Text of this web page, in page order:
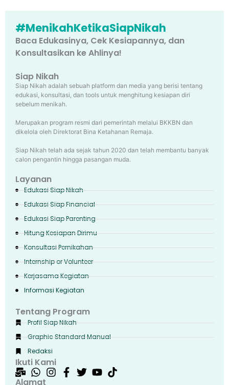
#MenikahKetikaSiapNikah
Baca Edukasinya, Cek Kesiapannya, dan
Konsultasikan ke Ahlinya!
Siap Nikah
Siap Nikah adalah sebuah platform dan media yang berisi tentang
edukasi, konsultasi, dan tools untuk menghitung kesiapan diri
sebelum menikah.
Merupakan program resmi dari pemerintah melalui BKKBN dan
dikelola oleh Direktorat Bina Ketahanan Remaja.
Siap Nikah telah ada sejak tahun 2020 dan telah membantu banyak
calon pengantin hingga pasangan muda.
Layanan
Edukasi Siap Nikah
Edukasi Siap Financial
Edukasi Siap Parenting
Hitung Kesiapan Dirimu
Konsultasi Pernikahan
Internship or Volunteer
Kerjasama Kegiatan
Informasi Kegiatan
Tentang Program
Profil Siap Nikah
Graphic Standard Manual
Redaksi
Ikuti Kami
Alamat